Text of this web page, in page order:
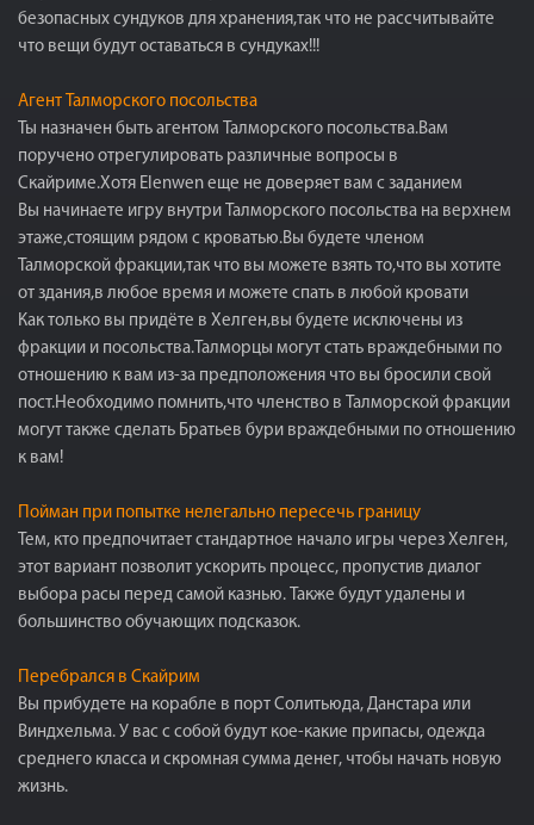
безопасных сундуков для хранения,так что не рассчитывайте
что вещи будут оставаться в сундуках!!!
Агент Талморского посольства
Ты назначен быть агентом Талморского посольства.Вам
поручено отрегулировать различные вопросы в
Скайриме.Хотя Elenwen еще не доверяет вам с заданием
Вы начинаете игру внутри Талморского посольства на верхнем
этаже,стоящим рядом с кроватью.Вы будете членом
Талморской фракции,так что вы можете взять то,что вы хотите
от здания,в любое время и можете спать в любой кровати
Как только вы придёте в Хелген,вы будете исключены из
фракции и посольства.Талморцы могут стать враждебными по
отношению к вам из-за предположения что вы бросили свой
пост.Необходимо помнить,что членство в Талморской фракции
могут также сделать Братьев бури враждебными по отношению
к вам!
Пойман при попытке нелегально пересечь границу
Тем, кто предпочитает стандартное начало игры через Хелген,
этот вариант позволит ускорить процесс, пропустив диалог
выбора расы перед самой казнью. Также будут удалены и
большинство обучающих подсказок.
Перебрался в Скайрим
Вы прибудете на корабле в порт Солитьюда, Данстара или
Виндхельма. У вас с собой будут кое-какие припасы, одежда
среднего класса и скромная сумма денег, чтобы начать новую
жизнь.